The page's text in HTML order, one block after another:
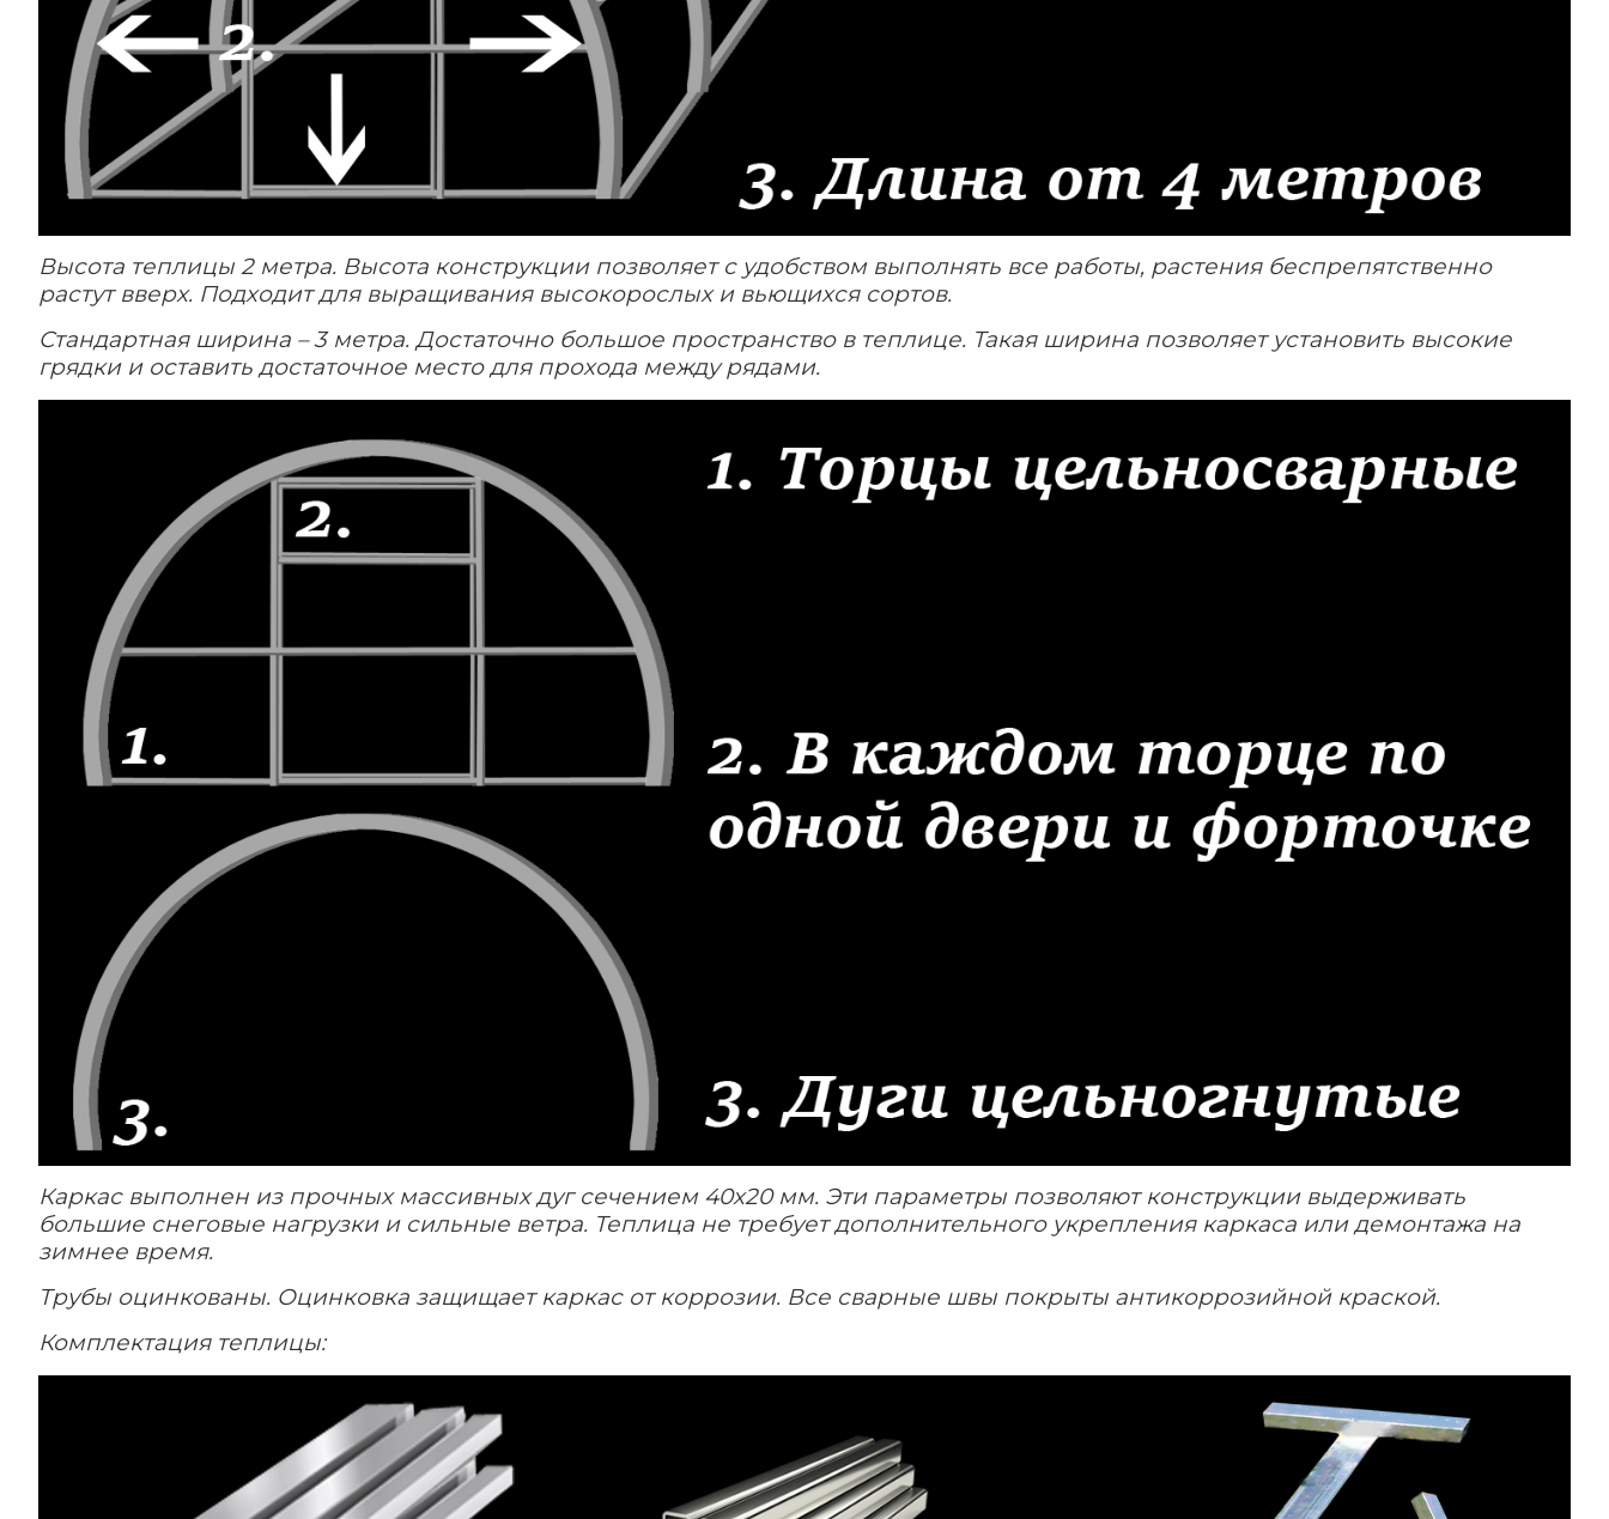
Высота теплицы 2 метра. Высота конструкции позволяет с удобством выполнять все работы, растения беспрепятственно
растут вверх. Подходит для выращивания высокорослых и вьющихся сортов.
Стандартная ширина – 3 метра. Достаточно большое пространство в теплице. Такая ширина позволяет установить высокие
грядки и оставить достаточное место для прохода между рядами.
Каркас выполнен из прочных массивных дуг сечением 40х20 мм. Эти параметры позволяют конструкции выдерживать
большие снеговые нагрузки и сильные ветра. Теплица не требует дополнительного укрепления каркаса или демонтажа на
зимнее время.
Трубы оцинкованы. Оцинковка защищает каркас от коррозии. Все сварные швы покрыты антикоррозийной краской.
Комплектация теплицы: